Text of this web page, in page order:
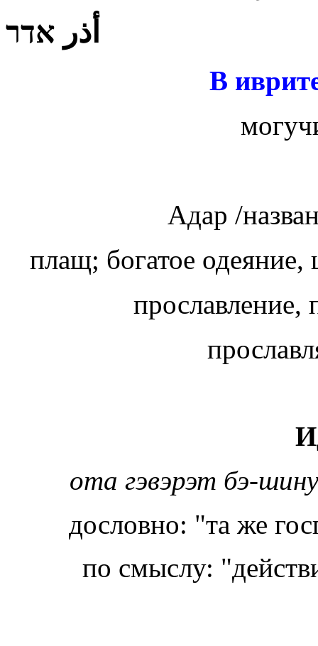
أذر אדר
В
Адар /
плащ; богатое
ота гэвэрэт бэ-
дословно: "та же
по смыслу: